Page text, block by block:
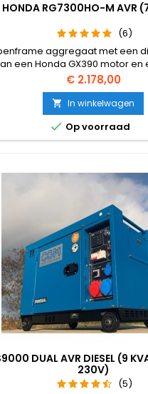
HONDA RG7300HO-M AVR
(6)
aggregaat met een
een Honda GX390 motor en
geschikt voor de bouw en
heeft een AVR
regeling) voor een stabiele
Prijs
€ 2.178,00
 In winkelwagen
 Op voorraad
DUAL AVR DIESEL (9
230V)
(5)